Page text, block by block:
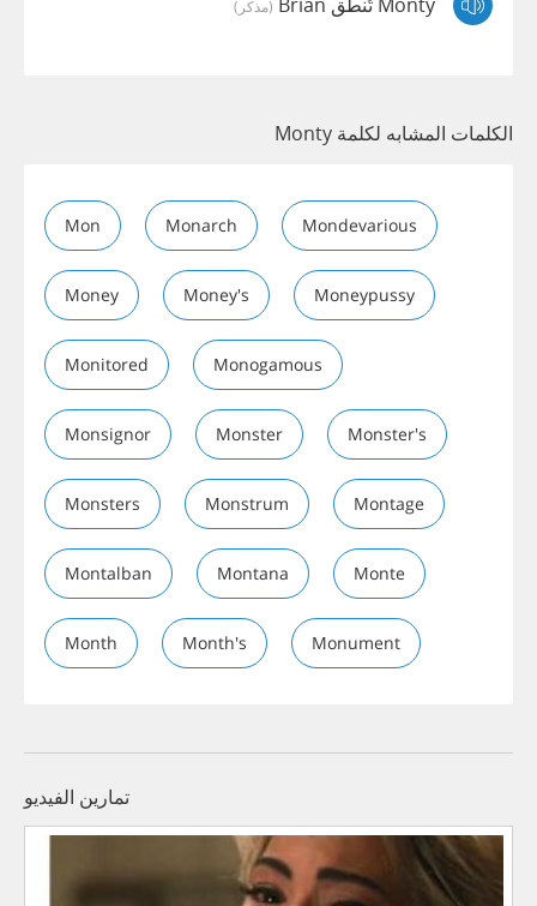
(مذكر)
الكلمات المشابه لكلمة Monty
Mon Monarch Mondevarious
Money Money's Moneypussy
Monitored Monogamous
Monsignor Monster Monster's
Monsters Monstrum Montage
Montalban Montana Monte
Month Month's Monument
تمارين الفيديو